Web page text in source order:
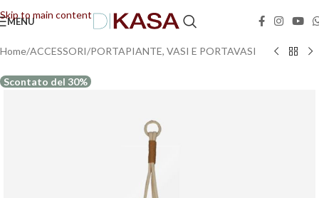
Skip to main content
MENU
Home/ACCESSORI/PORTAPIANTE, VASI E PORTAVASI
Scontato del 30%